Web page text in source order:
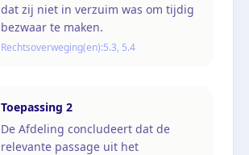
dat zij niet in verzuim was om tijdig
bezwaar te maken.
Rechtsoverweging(en):5.3, 5.4
Toepassing 2
De Afdeling concludeert dat de
relevante passage uit het